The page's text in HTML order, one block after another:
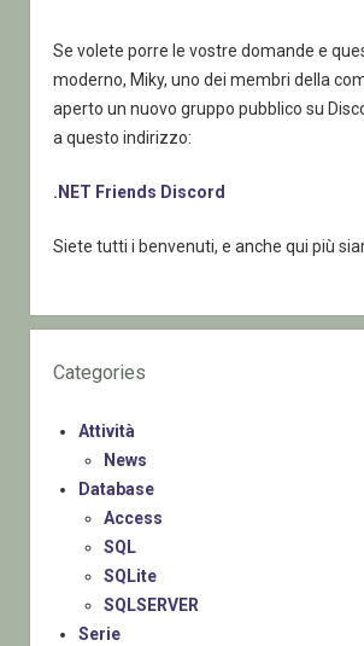
Se volete porre le vostre domande e
moderno, Miky, uno dei membri della
aperto un nuovo gruppo pubblico su
a questo indirizzo:
.NET Friends Discord
Siete tutti i benvenuti, e anche qui più
Categories
Attività
News
Database
Access
SQL
SQLite
SQLSERVER
Serie